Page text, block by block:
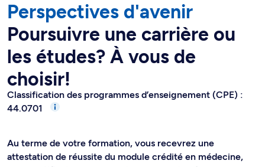
Perspectives d'avenir
Poursuivre une carrière ou
les études? À vous de
choisir!
Classification des programmes d’enseignement (CPE) :
44.0701
Au terme de votre formation, vous recevrez une
attestation de réussite du module crédité en médecine,